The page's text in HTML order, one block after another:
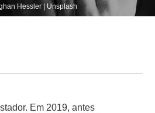
Hessler | Unsplash
Em 2019, antes